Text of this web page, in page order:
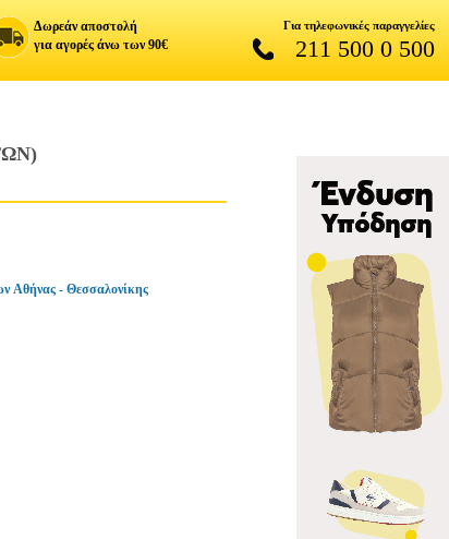
Δωρεάν αποστολή
για αγορές άνω των 90€
Για τηλεφωνικές παραγγελίες
211 500 0 500
Αθήνας - Θεσσαλονίκης